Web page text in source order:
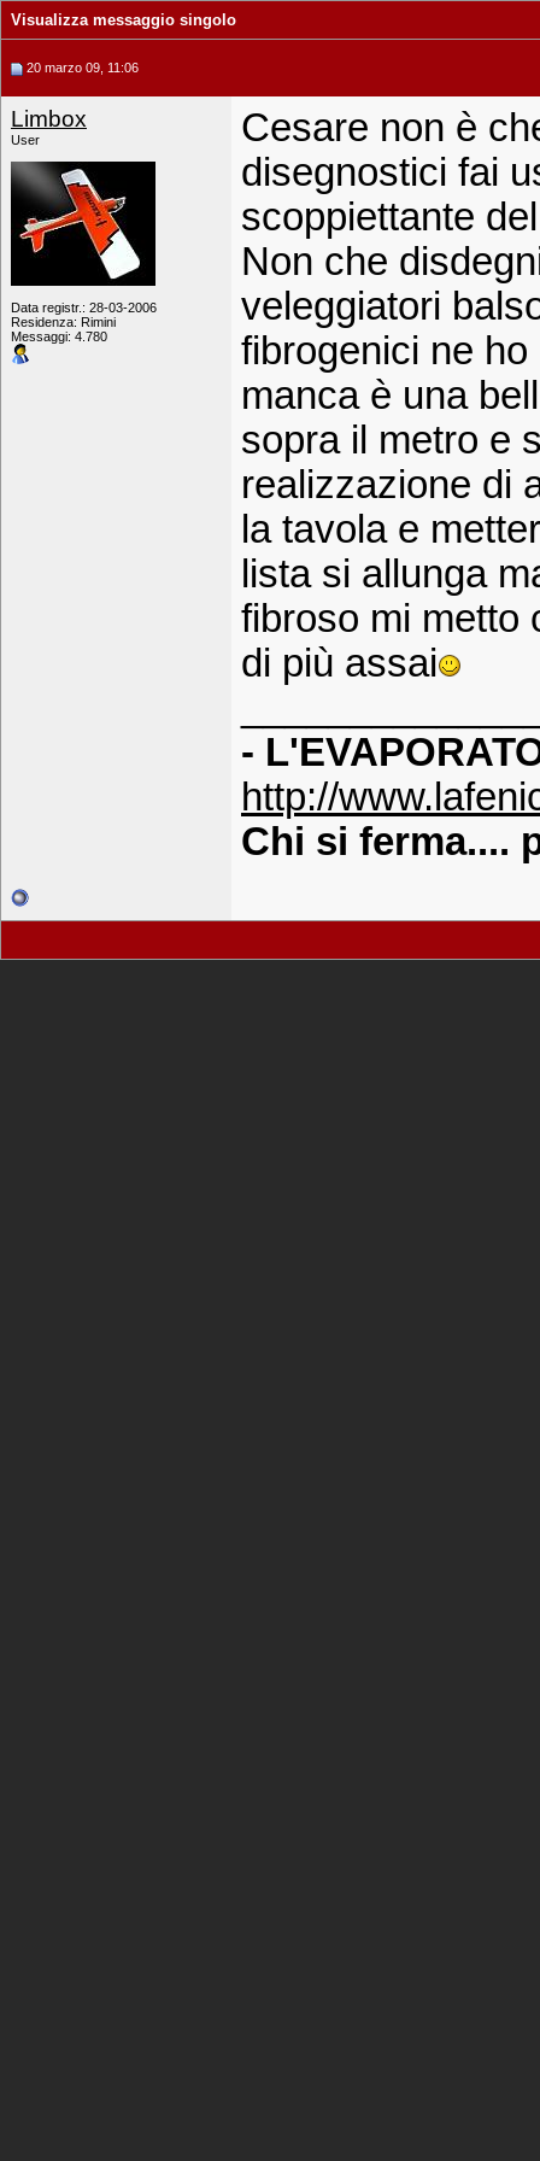
Visualizza messaggio singolo
20 marzo 09, 11:06
Limbox
User
Data registr.: 28-03-2006
Residenza: Rimini
Messaggi: 4.780
Cesare non è
disegnostici fai
scoppiettante
Non che
veleggiatori
fibrogenici ne
manca è una
sopra il metro e
realizzazione di
la tavola e
lista si allunga
fibroso mi metto
di più assai
-
http://
Chi si ferma....